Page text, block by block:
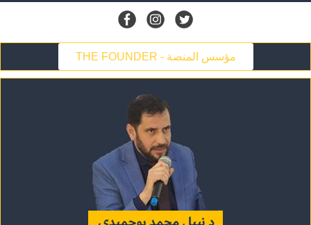
THE FOUNDER - مؤسس المنصة